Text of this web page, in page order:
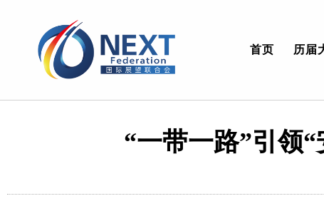
首页 历届
“一带一路”引领